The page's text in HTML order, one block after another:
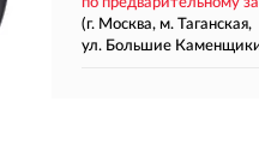
(г. Москва, м. Таганская,
ул. Большие